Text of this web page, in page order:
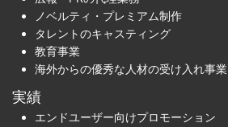
ノベルティ・プレミアム制作
タレントのキャスティング
教育事業
海外からの優秀な人材の受け入れ事業
実績
エンドユーザー向けプロモーション